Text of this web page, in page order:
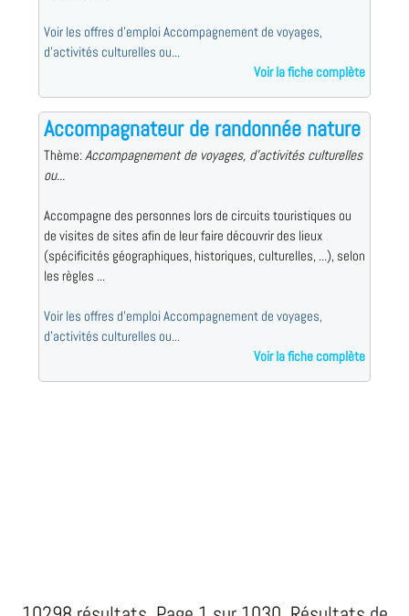
Voir les offres d'emploi Accompagnement de voyages,
d'activités culturelles ou...
Voir la fiche complète
Accompagnateur de randonnée nature
Thème:Accompagnement de voyages, d'activités culturelles
ou...
Accompagne des personnes lors de circuits touristiques ou
de visites de sites afin de leur faire découvrir des lieux
(spécificités géographiques, historiques, culturelles, ...), selon
les règles ...
Voir les offres d'emploi Accompagnement de voyages,
d'activités culturelles ou...
Voir la fiche complète